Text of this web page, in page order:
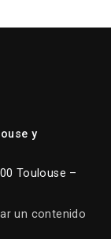
y
Toulouse –
un contenido